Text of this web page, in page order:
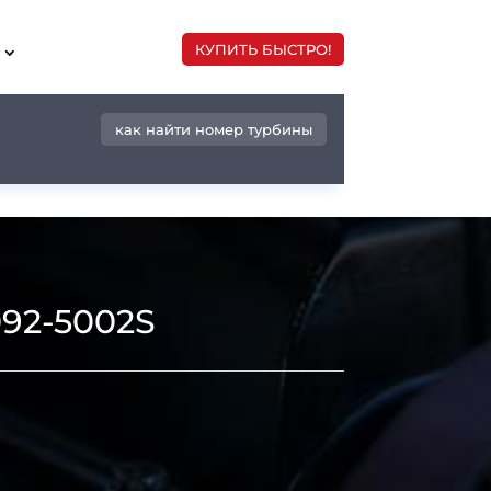
КУПИТЬ БЫСТРО!
как найти номер турбины
5002S